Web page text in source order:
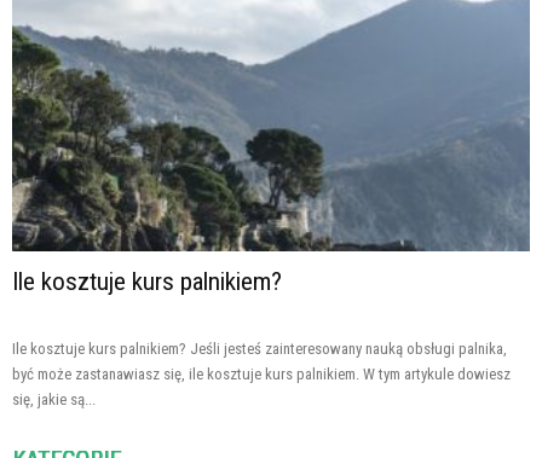
Ile kosztuje kurs palnikiem?
Ile kosztuje kurs palnikiem? Jeśli jesteś zainteresowany nauką obsługi palnika,
być może zastanawiasz się, ile kosztuje kurs palnikiem. W tym artykule dowiesz
się, jakie są...